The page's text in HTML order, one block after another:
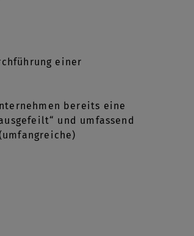
einer
bereits eine
und umfassend